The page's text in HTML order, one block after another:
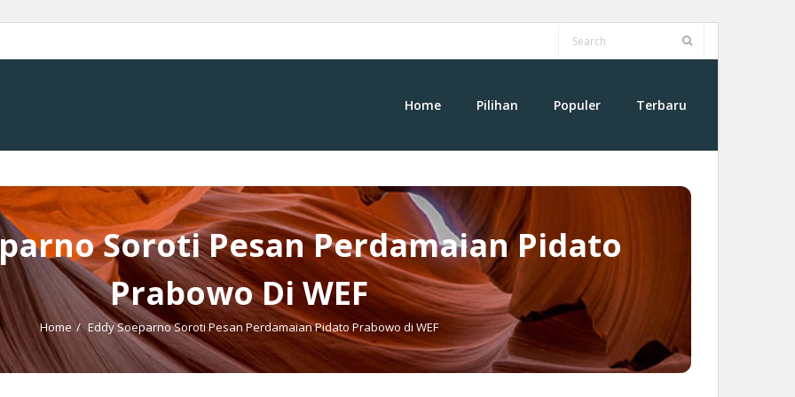
Home Pilihan Populer Terbaru
Soroti Pesan Perdamaian Pidato
Prabowo Di WEF
Home / Eddy Soeparno Soroti Pesan Perdamaian Pidato Prabowo di WEF